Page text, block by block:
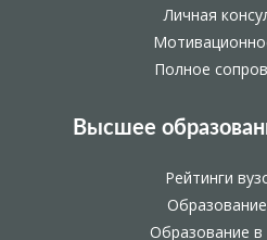
Личная
Полное
Высшее
Рейтинги
Образование в